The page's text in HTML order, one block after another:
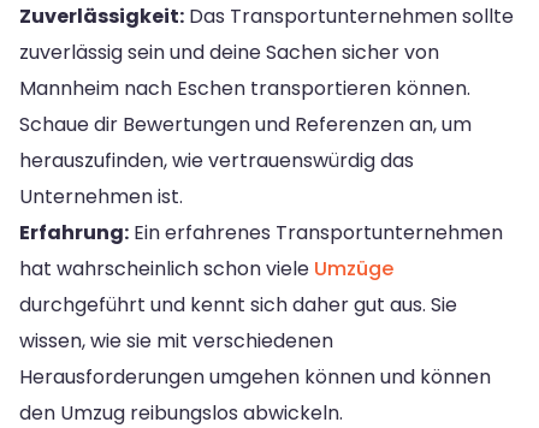
Zuverlässigkeit: Das Transportunternehmen sollte
zuverlässig sein und deine Sachen sicher von
Mannheim nach Eschen transportieren können.
Schaue dir Bewertungen und Referenzen an, um
herauszufinden, wie vertrauenswürdig das
Unternehmen ist.
Erfahrung: Ein erfahrenes Transportunternehmen
hat wahrscheinlich schon viele Umzüge
durchgeführt und kennt sich daher gut aus. Sie
wissen, wie sie mit verschiedenen
Herausforderungen umgehen können und können
den Umzug reibungslos abwickeln.